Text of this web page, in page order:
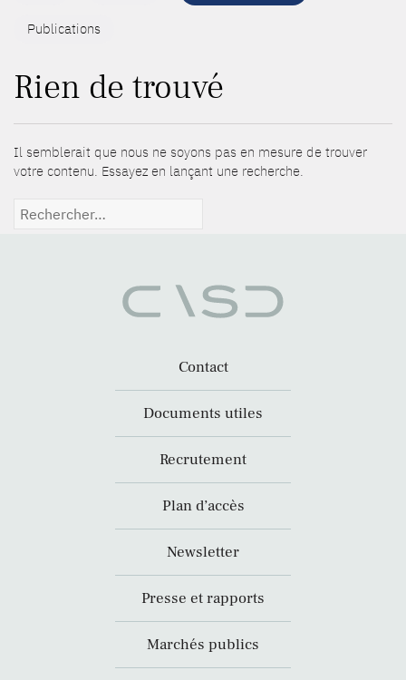
Publications
Rien de trouvé
Il semblerait que nous ne soyons pas en mesure de trouver
votre contenu. Essayez en lançant une recherche.
Rechercher :
Contact
Documents utiles
Recrutement
Plan d’accès
Newsletter
Presse et rapports
Marchés publics